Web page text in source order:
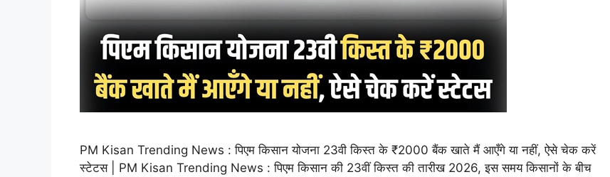
PM Kisan Trending News : पिएम किसान योजना 23वी किस्त के ₹2000 बैंक खाते मैं आएँगे या नहीं, ऐसे चेक करें
स्टेटस | PM Kisan Trending News : पिएम किसान की 23वीं किस्त की तारीख 2026, इस समय किसानों के बीच